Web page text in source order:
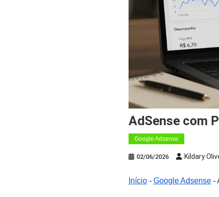
AdSense com
Google Adsense
02/06/2026 Kildary
Início- Google Adsense-